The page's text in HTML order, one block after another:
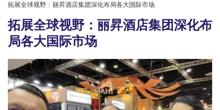
拓展全球视野：丽昇酒店集团深化布局各大国际市场
拓展全球视野：丽昇酒店集团深化布
局各大国际市场